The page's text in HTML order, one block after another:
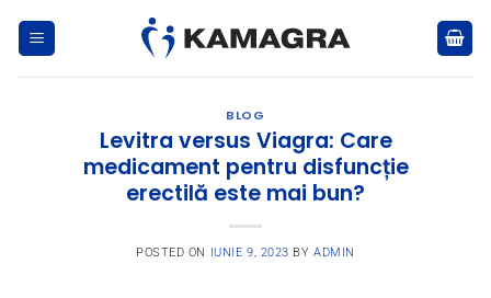
BLOG
Levitra versus Viagra: Care
medicament pentru disfuncție
erectilă este mai bun?
POSTED ON IUNIE 9, 2023 BYADMIN